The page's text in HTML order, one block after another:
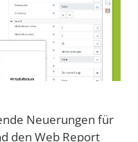
Neuerungen für
den Web Report